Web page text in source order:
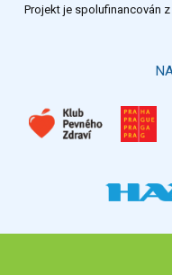
Projekt je spolufinancován